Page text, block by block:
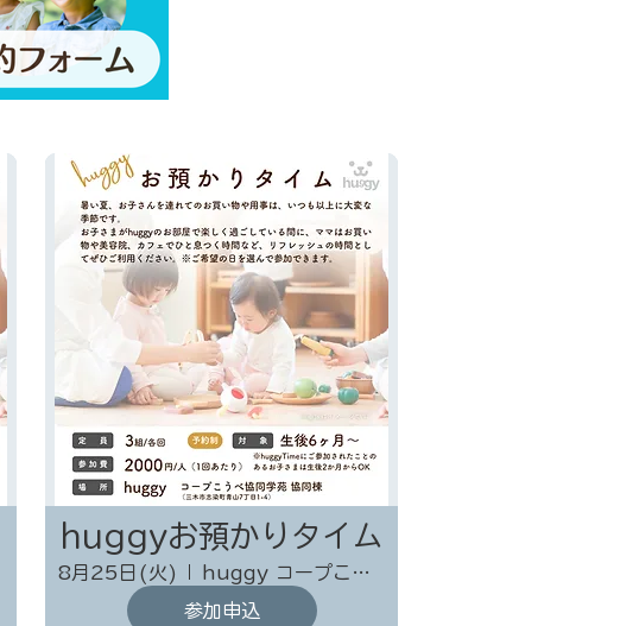
huggyお預かりタイム
8月25日(火)
huggy コープこうべ協同学苑 協同棟
参加申込